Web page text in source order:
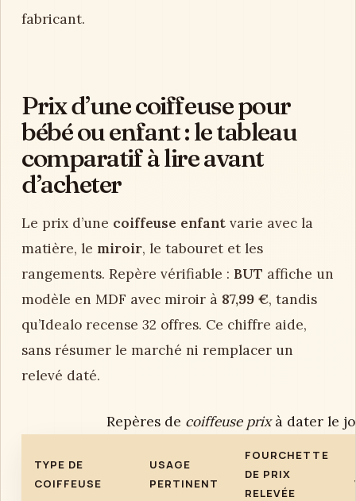
fabricant.
Prix d’une coiffeuse pour
bébé ou enfant : le tableau
comparatif à lire avant
d’acheter
Le prix d’une coiffeuse enfant varie avec la
matière, le miroir, le tabouret et les
rangements. Repère vérifiable : BUT affiche un
modèle en MDF avec miroir à 87,99 €, tandis
qu’Idealo recense 32 offres. Ce chiffre aide,
sans résumer le marché ni remplacer un
relevé daté.
Repères de coiffeuse prixà dater le
TYPE DE
COIFFEUSE
USAGE
PERTINENT
FOURCHETTE
DE PRIX
RELEVÉE